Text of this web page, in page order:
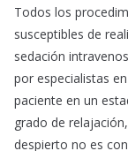
Todos los
susceptibles de
sedación
por especialistas
paciente en un
grado de
despierto no es